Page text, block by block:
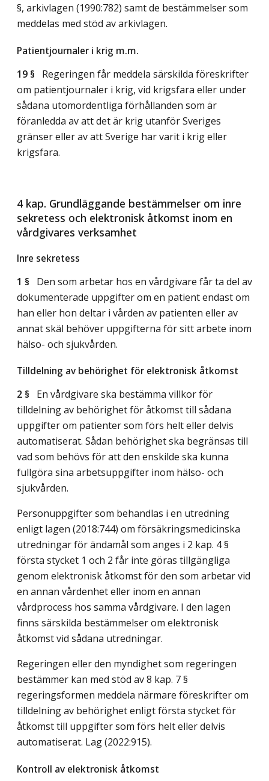
§, arkivlagen (1990:782) samt de bestämmelser som
meddelas med stöd av arkivlagen.
Patientjournaler i krig m.m.
19 § Regeringen får meddela särskilda föreskrifter
om patientjournaler i krig, vid krigsfara eller under
sådana utomordentliga förhållanden som är
föranledda av att det är krig utanför Sveriges
gränser eller av att Sverige har varit i krig eller
krigsfara.
4 kap. Grundläggande bestämmelser om inre
sekretess och elektronisk åtkomst inom en
vårdgivares verksamhet
Inre sekretess
1 § Den som arbetar hos en vårdgivare får ta del av
dokumenterade uppgifter om en patient endast om
han eller hon deltar i vården av patienten eller av
annat skäl behöver uppgifterna för sitt arbete inom
hälso- och sjukvården.
Tilldelning av behörighet för elektronisk åtkomst
2 § En vårdgivare ska bestämma villkor för
tilldelning av behörighet för åtkomst till sådana
uppgifter om patienter som förs helt eller delvis
automatiserat. Sådan behörighet ska begränsas till
vad som behövs för att den enskilde ska kunna
fullgöra sina arbetsuppgifter inom hälso- och
sjukvården.
Personuppgifter som behandlas i en utredning
enligt lagen (2018:744) om försäkringsmedicinska
utredningar för ändamål som anges i 2 kap. 4 §
första stycket 1 och 2 får inte göras tillgängliga
genom elektronisk åtkomst för den som arbetar vid
en annan vårdenhet eller inom en annan
vårdprocess hos samma vårdgivare. I den lagen
finns särskilda bestämmelser om elektronisk
åtkomst vid sådana utredningar.
Regeringen eller den myndighet som regeringen
bestämmer kan med stöd av 8 kap. 7 §
regeringsformen meddela närmare föreskrifter om
tilldelning av behörighet enligt första stycket för
åtkomst till uppgifter som förs helt eller delvis
automatiserat. Lag (2022:915).
Kontroll av elektronisk åtkomst